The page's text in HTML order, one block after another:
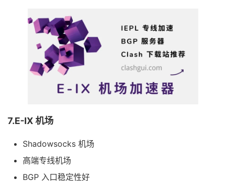
7.E-IX 机场
Shadowsocks 机场
高端专线机场
BGP 入口稳定性好